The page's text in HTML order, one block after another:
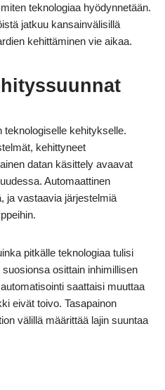
teknologiaa hyödynnetään.
jatkuu kansainvälisillä
kehittäminen vie aikaa.
teknologiselle kehitykselle.
kehittyneet
datan käsittely avaavat
Automaattinen
ja vastaavia järjestelmiä
pitkälle teknologiaa tulisi
osittain inhimillisen
saattaisi muuttaa
eivät toivo. Tasapainon
välillä määrittää lajin suuntaa